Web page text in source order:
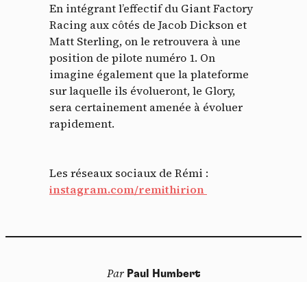
En intégrant l’effectif du Giant Factory
Racing aux côtés de Jacob Dickson et
Matt Sterling, on le retrouvera à une
position de pilote numéro 1. On
imagine également que la plateforme
sur laquelle ils évolueront, le Glory,
sera certainement amenée à évoluer
rapidement.
Les réseaux sociaux de Rémi :
instagram.com/remithirion
Par Paul Humbert